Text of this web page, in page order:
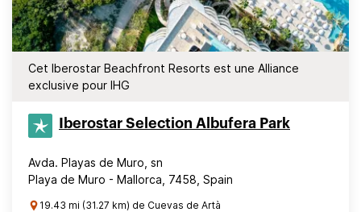
Cet Iberostar Beachfront Resorts est une Alliance
exclusive pour IHG
Iberostar Selection​ Albufera Park
Avda. Playas de Muro, sn
Playa de Muro - Mallorca, 7458, Spain
19.43 mi (31.27 km) de Cuevas de Artà